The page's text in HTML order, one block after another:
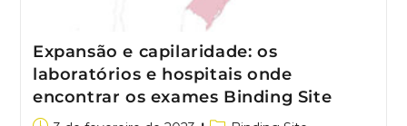
Expansão e capilaridade: os
laboratórios e hospitais onde
encontrar os exames Binding Site